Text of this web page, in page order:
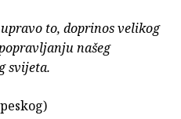
to, doprinos velikog
našeg
svijeta.